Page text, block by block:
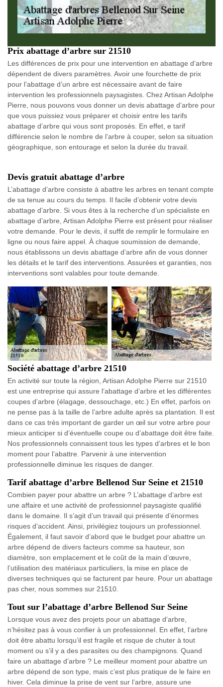
Prix abattage d’arbre sur 21510
Les différences de prix pour une intervention en abattage d’arbre
dépendent de divers paramètres. Avoir une fourchette de prix
pour l’abattage d’un arbre est nécessaire avant de faire
intervention les professionnels paysagistes. Chez Artisan Adolphe
Pierre, nous pouvons vous donner un devis abattage d’arbre pour
que vous puissiez vous préparer et choisir entre les tarifs
abattage d’arbre qui vous sont proposés. En effet, e tarif
différencie selon le nombre de l’arbre à couper, selon sa situation
géographique, son entourage et selon la durée du travail.
Devis gratuit abattage d’arbre
L’abattage d’arbre consiste à abattre les arbres en tenant compte
de sa tenue au cours du temps. Il facile d’obtenir votre devis
abattage d’arbre. Si vous êtes à la recherche d’un spécialiste en
abattage d’arbre, Artisan Adolphe Pierre est présent pour réaliser
votre demande. Pour le devis, il suffit de remplir le formulaire en
ligne ou nous faire appel. À chaque soumission de demande,
nous établissons un devis abattage d’arbre afin de vous donner
les détails et le tarif des interventions. Assurées et garanties, nos
interventions sont valables pour toute demande.
Société abattage d’arbre 21510
En activité sur toute la région, Artisan Adolphe Pierre sur 21510
est une entreprise qui assure l’abattage d’arbre et les différentes
coupes d’arbre (élagage, dessouchage, etc.) En effet, parfois on
ne pense pas à la taille de l’arbre adulte après sa plantation. Il est
dans ce cas très important de garder un œil sur votre arbre pour
mieux anticiper si d’éventuelle coupe ou d’abattage doit être faite.
Nos professionnels connaissent tous les types d’arbres et le bon
moment pour l’abattre. Parvenir à une intervention
professionnelle diminue les risques de danger.
Tarif abattage d’arbre Bellenod Sur Seine et 21510
Combien payer pour abattre un arbre ? L’abattage d’arbre est
une affaire et une activité de professionnel paysagiste qualifié
dans le domaine. Il s’agit d’un travail qui présente d’énormes
risques d’accident. Ainsi, privilégiez toujours un professionnel.
Également, il faut savoir d’abord que le budget pour abattre un
arbre dépend de divers facteurs comme sa hauteur, son
diamètre, son emplacement et le coût de la main d’œuvre,
l’utilisation des matériaux particuliers, la mise en place de
diverses techniques qui se facturent par heure. Pour un abattage
pas cher, nous sommes sur 21510.
Tout sur l’abattage d’arbre Bellenod Sur Seine
Lorsque vous avez des projets pour un abattage d’arbre,
n’hésitez pas à vous confier à un professionnel. En effet, l’arbre
doit être abattu lorsqu’il est fragile et risque de chuter à tout
moment ou s’il y a des parasites ou des champignons. Quand
faire un abattage d’arbre ? Le meilleur moment pour abattre un
arbre dépend de son type, mais c’est plus pratique de le faire en
hiver. Cela diminue la prise de vent sur l’arbre, assure une